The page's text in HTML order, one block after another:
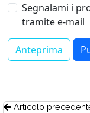
Segnalami i
tramite e-mail
Articolo